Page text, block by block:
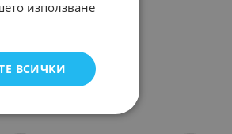
използване
ВСИЧКИ